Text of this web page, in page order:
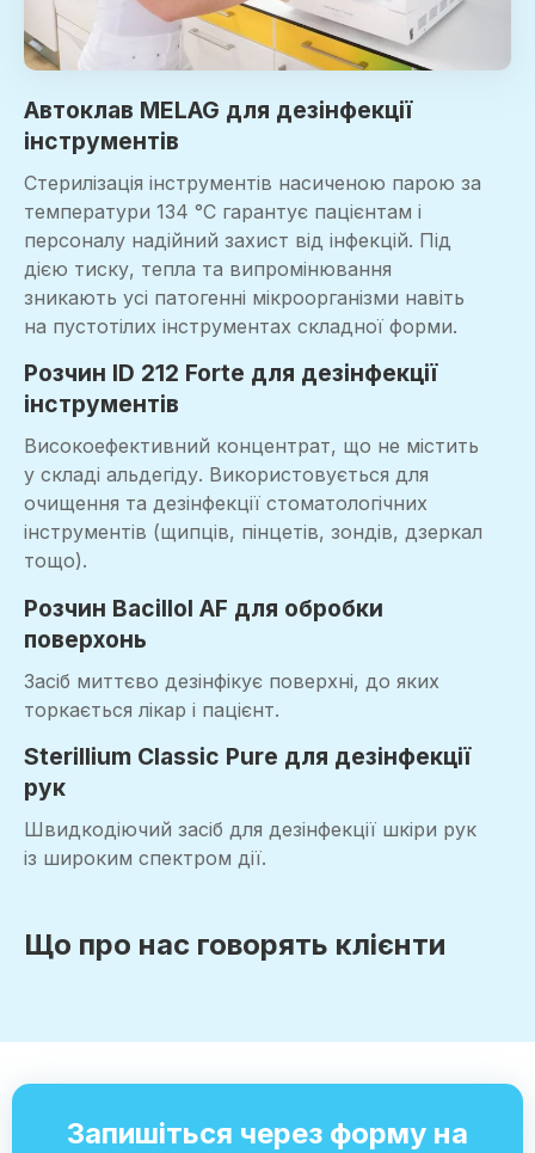
Автоклав MELAG для дезінфекції
інструментів
Стерилізація інструментів насиченою парою за
температури 134 °C гарантує пацієнтам і
персоналу надійний захист від інфекцій. Під
дією тиску, тепла та випромінювання
зникають усі патогенні мікроорганізми навіть
на пустотілих інструментах складної форми.
Розчин ID 212 Forte для дезінфекції
інструментів
Високоефективний концентрат, що не містить
у складі альдегіду. Використовується для
очищення та дезінфекції стоматологічних
інструментів (щипців, пінцетів, зондів, дзеркал
тощо).
Розчин Bacillol AF для обробки
поверхонь
Засіб миттєво дезінфікує поверхні, до яких
торкається лікар і пацієнт.
Sterillium Classic Pure для дезінфекції
рук
Швидкодіючий засіб для дезінфекції шкіри рук
із широким спектром дії.
Що про нас говорять клієнти
Запишіться через форму на